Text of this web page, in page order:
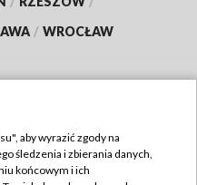
/ WROCŁAW
aby wyrazić zgody na
śledzenia i zbierania danych,
końcowym i ich